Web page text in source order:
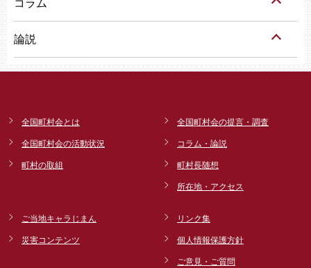
コラム
論説
全国町村会とは
全国町村会の活動状況
町村の取組
全国町村会の提言・調査
コラム・論説
町村長随想
所在地・アクセス
ご当地キャラじまん
災害コンテンツ
リンク集
個人情報保護方針
ご意見・ご質問